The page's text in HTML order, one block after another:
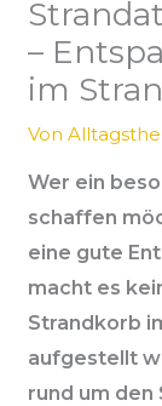
–
im
Von
Wer ein
schaffen
eine gute
macht es
Strandkorb
aufgestellt
rund um den